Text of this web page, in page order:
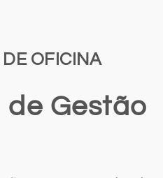
OFICINA
Gestão